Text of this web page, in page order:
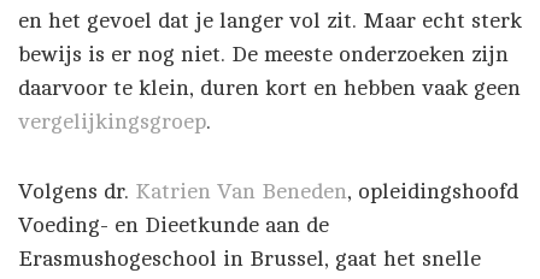
en het gevoel dat je langer vol zit. Maar echt sterk
bewijs is er nog niet. De meeste onderzoeken zijn
daarvoor te klein, duren kort en hebben vaak geen
vergelijkingsgroep.
Volgens dr. Katrien Van Beneden, opleidingshoofd
Voeding- en Dieetkunde aan de
Erasmushogeschool in Brussel, gaat het snelle